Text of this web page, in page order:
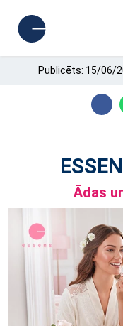
Publicēts: 15/06/
Ādas